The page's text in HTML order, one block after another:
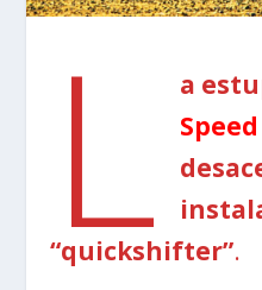
L a
“quickshifter”.